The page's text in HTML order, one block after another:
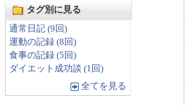
タグ別に見る
通常日記 (9回)
運動の記録 (8回)
食事の記録 (5回)
ダイエット成功談 (1回)
全てを見る